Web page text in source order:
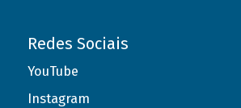
Redes Sociais
YouTube
Instagram